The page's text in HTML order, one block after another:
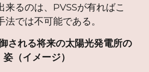
来るのは、PVSSが有ればこ
法では不可能である。
される将来の太陽光発電所の
姿（イメージ）